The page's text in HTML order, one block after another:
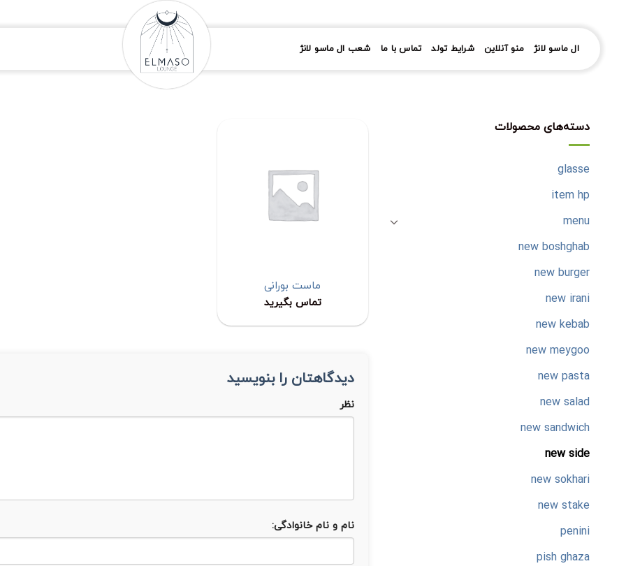
ال ماسو لانژ منو آنلاین شرایط تولد تماس با ما شعب ال ماسو لانژ
دسته‌های محصولات
glasse
item hp
menu
new boshghab
new burger
new irani
new kebab
new meygoo
new pasta
new salad
new sandwich
new side
new sokhari
new stake
penini
pish ghaza
ماست بورانی
تماس بگیرید
دیدگاهتان را بنویسید
نظر
نام و نام خانوادگی: